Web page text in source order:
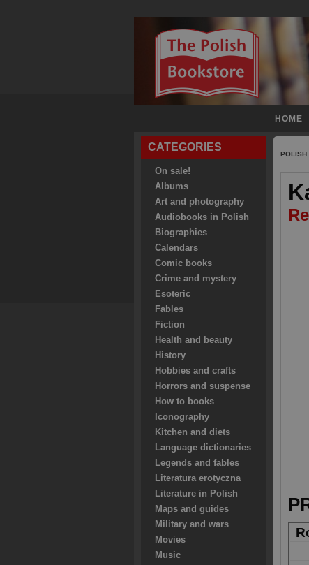
HOME
CATEGORIES
On sale!
Albums
Art and photography
Audiobooks in Polish
Biographies
Calendars
Comic books
Crime and mystery
Esoteric
Fables
Fiction
Health and beauty
History
Hobbies and crafts
Horrors and suspense
How to books
Iconography
Kitchen and diets
Language dictionaries
Legends and fables
Literatura erotyczna
Literature in Polish
Maps and guides
Military and wars
Movies
Music
POLISH